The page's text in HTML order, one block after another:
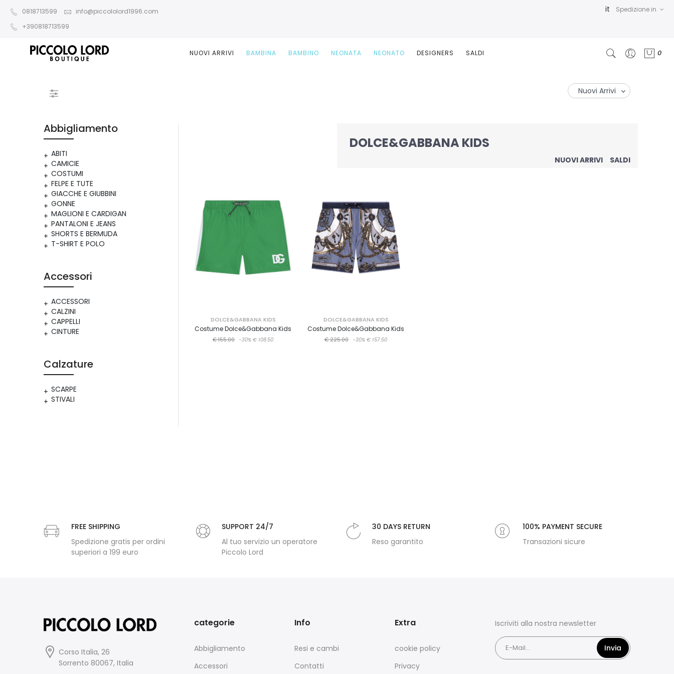
0818713599
info@piccololord1996.com
+390818713599
it Spedizione in
NUOVI ARRIVI BAMBINA BAMBINO NEONATA NEONATO DESIGNERS SALDI 0
Abbigliamento
ABITI
CAMICIE
COSTUMI
FELPE E TUTE
GIACCHE E GIUBBINI
GONNE
MAGLIONI E CARDIGAN
PANTALONI E JEANS
SHORTS E BERMUDA
T-SHIRT E POLO
Accessori
ACCESSORI
CALZINI
CAPPELLI
CINTURE
Calzature
SCARPE
STIVALI
DOLCE&GABBANA KIDS
NUOVI ARRIVI SALDI
DOLCE&GABBANA KIDS
Costume Dolce&Gabbana Kids
€ 155.00 -30% € 108.50
DOLCE&GABBANA KIDS
Costume Dolce&Gabbana Kids
€ 225.00 -30% € 157.50
FREE SHIPPING
Spedizione gratis per ordini
superiori a 199 euro
SUPPORT 24/7
Al tuo servizio un operatore
Piccolo Lord
30 DAYS RETURN
Reso garantito
100% PAYMENT SECURE
Transazioni sicure
Corso Italia, 26
Sorrento 80067, Italia
categorie
Abbigliamento
Accessori
Info
Resi e cambi
Contatti
Extra
cookie policy
Privacy
Iscriviti alla nostra newsletter
Invia